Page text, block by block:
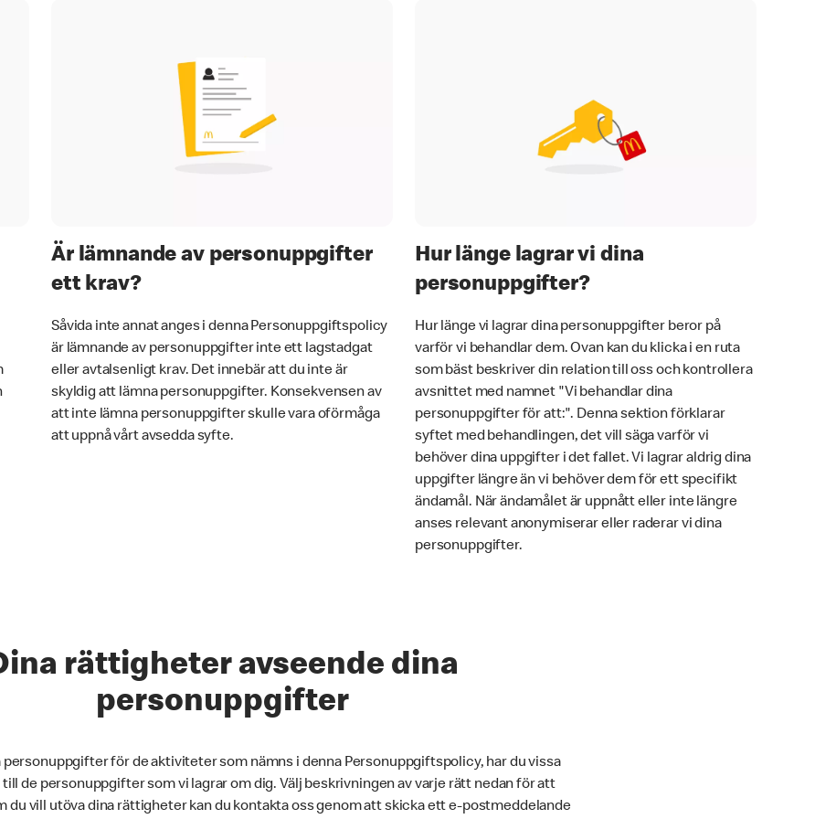
Är lämnande av personuppgifter
ett krav?
Såvida inte annat anges i denna Personuppgiftspolicy
är lämnande av personuppgifter inte ett lagstadgat
eller avtalsenligt krav. Det innebär att du inte är
skyldig att lämna personuppgifter. Konsekvensen av
att inte lämna personuppgifter skulle vara oförmåga
att uppnå vårt avsedda syfte.
Hur länge lagrar vi dina
personuppgifter?
Hur länge vi lagrar dina personuppgifter beror på
varför vi behandlar dem. Ovan kan du klicka i en ruta
som bäst beskriver din relation till oss och kontrollera
avsnittet med namnet "Vi behandlar dina
personuppgifter för att:". Denna sektion förklarar
syftet med behandlingen, det vill säga varför vi
behöver dina uppgifter i det fallet. Vi lagrar aldrig dina
uppgifter längre än vi behöver dem för ett specifikt
ändamål. När ändamålet är uppnått eller inte längre
anses relevant anonymiserar eller raderar vi dina
personuppgifter.
rättigheter avseende dina
personuppgifter
personuppgifter för de aktiviteter som nämns i denna Personuppgiftspolicy, har du vissa
de personuppgifter som vi lagrar om dig. Välj beskrivningen av varje rätt nedan för att
du vill utöva dina rättigheter kan du kontakta oss genom att skicka ett e-postmeddelande